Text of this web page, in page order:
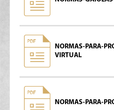
NORMAS-PARA-
VIRTUAL
NORMAS-PARA-